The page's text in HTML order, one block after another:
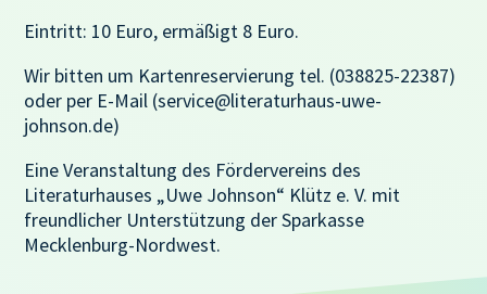
Eintritt: 10 Euro, ermäßigt 8 Euro.
Wir bitten um Kartenreservierung tel. (038825-22387)
oder per E-Mail (service@literaturhaus-uwe-
johnson.de)
Eine Veranstaltung des Fördervereins des
Literaturhauses „Uwe Johnson“ Klütz e. V. mit
freundlicher Unterstützung der Sparkasse
Mecklenburg-Nordwest.